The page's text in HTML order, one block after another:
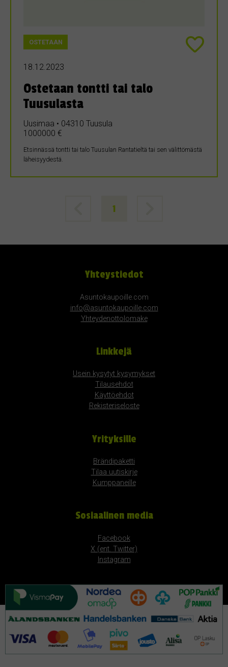
OSTETAAN
18.12.2023
Ostetaan tontti tai talo
Tuusulasta
Uusimaa • 04310 Tuusula
1000000 €
Etsinnässä tontti tai talo Tuusulan Rantatieltä tai sen välittömästä
läheisyydestä.
1
Yhteystiedot
Asuntokaupoille.com
info@asuntokaupoille.com
Yhteydenottolomake
Linkkejä
Usein kysytyt kysymykset
Tilausehdot
Käyttöehdot
Rekisteriseloste
Yrityksille
Brändipaketti
Tilaa uutiskirje
Kumppaneille
Sosiaalinen media
Facebook
X (ent. Twitter)
Instagram